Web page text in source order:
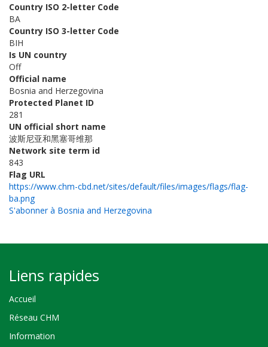
Country ISO 2-letter Code
BA
Country ISO 3-letter Code
BIH
Is UN country
Off
Official name
Bosnia and Herzegovina
Protected Planet ID
281
UN official short name
波斯尼亚和黑塞哥维那
Network site term id
843
Flag URL
https://www.chm-cbd.net/sites/default/files/images/flags/flag-
ba.png
S'abonner à Bosnia and Herzegovina
Liens rapides
Accueil
Réseau CHM
Information